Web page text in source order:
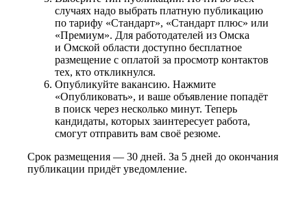
случаях надо выбрать платную публикацию
по тарифу «Стандарт», «Стандарт плюс» или
«Премиум». Для работодателей из Омска
и Омской области доступно бесплатное
размещение с оплатой за просмотр контактов
тех, кто откликнулся.
Опубликуйте вакансию. Нажмите
«Опубликовать», и ваше объявление попадёт
в поиск через несколько минут. Теперь
кандидаты, которых заинтересует работа,
смогут отправить вам своё резюме.
Срок размещения — 30 дней. За 5 дней до окончания
публикации придёт уведомление.